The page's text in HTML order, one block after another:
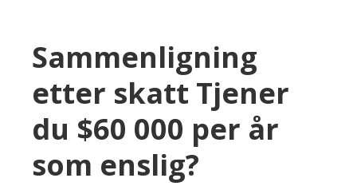
Sammenligning
etter skatt Tjener
du $60 000 per år
som enslig?